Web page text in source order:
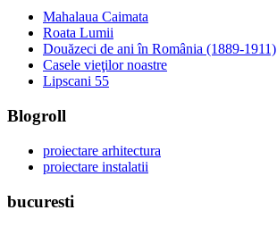
Mahalaua Caimata
Roata Lumii
Douăzeci de ani în România (1889-1911)
Casele vieţilor noastre
Lipscani 55
Blogroll
proiectare arhitectura
proiectare instalatii
bucuresti